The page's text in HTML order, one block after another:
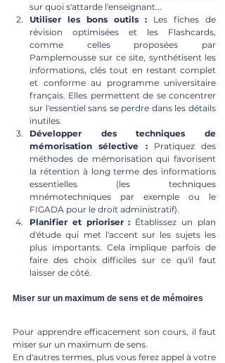
sur quoi s'attarde l'enseignant...
Utiliser les bons outils : Les fiches de
révision optimisées et les Flashcards,
comme celles proposées par
Pamplemousse sur ce site, synthétisent les
informations, clés tout en restant complet
et conforme au programme universitaire
français. Elles permettent de se concentrer
sur l'essentiel sans se perdre dans les détails
inutiles.
Développer des techniques de
mémorisation sélective : Pratiquez des
méthodes de mémorisation qui favorisent
la rétention à long terme des informations
essentielles (les techniques
mnémotechniques par exemple ou le
FIGADA pour le droit administratif).
Planifier et prioriser : Établissez un plan
d'étude qui met l'accent sur les sujets les
plus importants. Cela implique parfois de
faire des choix difficiles sur ce qu'il faut
laisser de côté.
Miser sur un maximum de sens et de mémoires
Pour apprendre efficacement son cours, il faut
miser sur un maximum de sens.
En d'autres termes, plus vous ferez appel à votre